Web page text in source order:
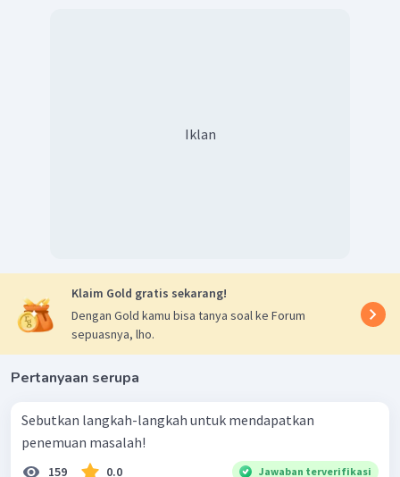
Iklan
Klaim Gold gratis sekarang!
Dengan Gold kamu bisa tanya soal ke Forum
sepuasnya, lho.
Pertanyaan serupa
Sebutkan langkah-langkah untuk mendapatkan
penemuan masalah!
159 0.0 Jawaban terverifikasi